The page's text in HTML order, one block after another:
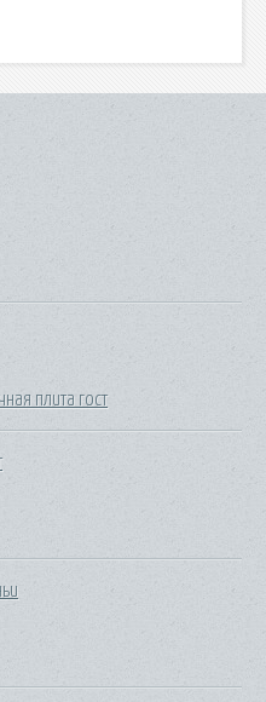
плита гост